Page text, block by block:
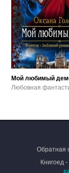
Мой любимый
Любовная
Обратная
Книгоед